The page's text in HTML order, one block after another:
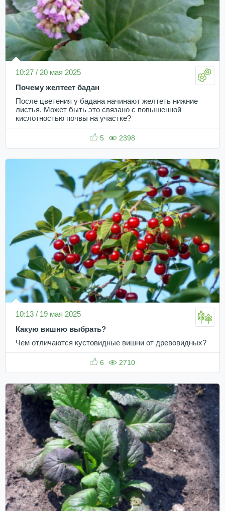
10:27 / 20 мая 2025
Почему желтеет бадан
После цветения у бадана начинают желтеть нижние
листья. Может быть это связано с повышенной
кислотностью почвы на участке?
5 2398
10:13 / 19 мая 2025
Какую вишню выбрать?
Чем отличаются кустовидные вишни от древовидных?
6 2710